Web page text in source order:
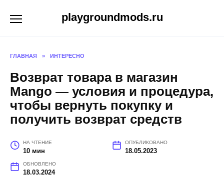
playgroundmods.ru
ГЛАВНАЯ » ИНТЕРЕСНО
Возврат товара в магазин
Mango — условия и процедура,
чтобы вернуть покупку и
получить возврат средств
НА ЧТЕНИЕ
10 мин
ОПУБЛИКОВАНО
18.05.2023
ОБНОВЛЕНО
18.03.2024